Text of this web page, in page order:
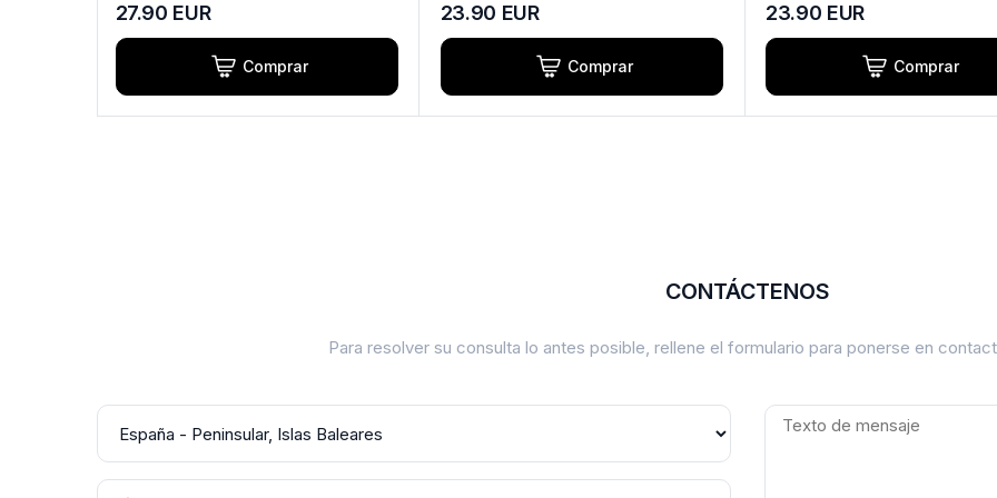
27.90 EUR
Comprar
23.90 EUR
Comprar
23.90 EUR
Comprar
CONTÁCTENOS
Para resolver su consulta lo antes posible, rellene el formulario para ponerse en